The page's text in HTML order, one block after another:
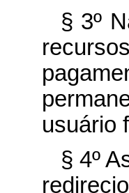
§ 3º
usuário
§ 4º